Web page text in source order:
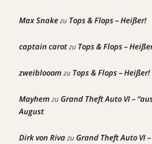
Max Snakezu Tops & Flops – Heißer!
captain carotzu Tops & Flops –
zweiblooom zu Tops & Flops – Heißer!
Mayhem zuGrand Theft Auto VI –
August
Dirk von RivazuGrand Theft Auto VI